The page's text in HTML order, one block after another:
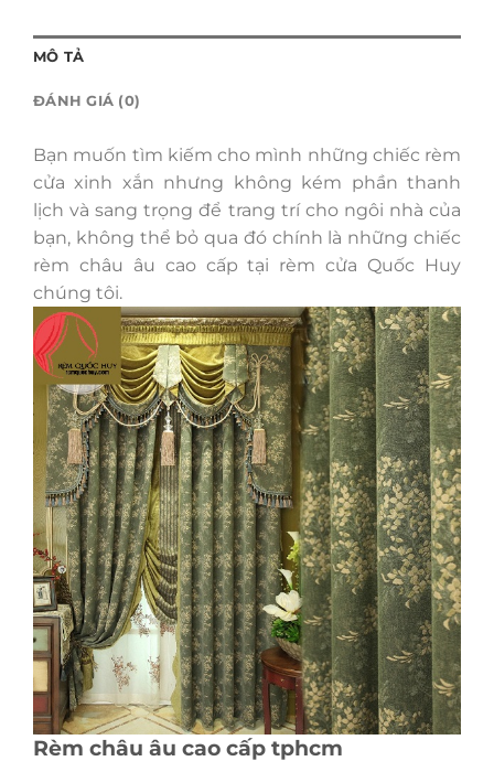
MÔ TẢ
ĐÁNH GIÁ (0)
Bạn muốn tìm kiếm cho mình những chiếc rèm
cửa xinh xắn nhưng không kém phần thanh
lịch và sang trọng để trang trí cho ngôi nhà của
bạn, không thể bỏ qua đó chính là những chiếc
rèm châu âu cao cấp tại rèm cửa Quốc Huy
chúng tôi.
Rèm châu âu cao cấp tphcm